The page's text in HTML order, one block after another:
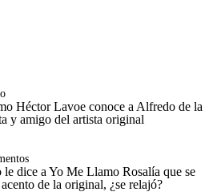
Héctor Lavoe conoce a Alfredo de la
y amigo del artista original
le dice a Yo Me Llamo Rosalía que se
de la original, ¿se relajó?